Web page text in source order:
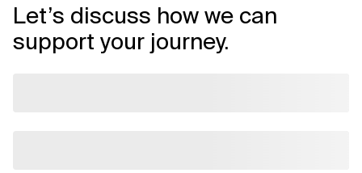
Let’s discuss how we can
support your journey.